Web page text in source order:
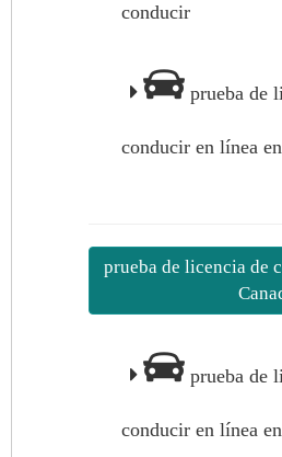
conducir
prueba de
conducir en línea
prueba de licencia de
prueba de
conducir en línea